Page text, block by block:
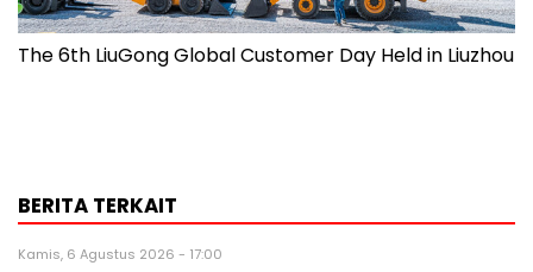
The 6th LiuGong Global Customer Day Held in Liuzhou
BERITA TERKAIT
Kamis, 6 Agustus 2026 - 17:00